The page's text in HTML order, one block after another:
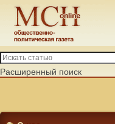
Расширенный поиск